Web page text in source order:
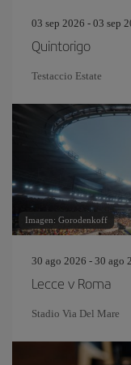
03 sep 2026 - 03 sep
Quintorigo
Testaccio Estate
Imagen: Gorodenkoff
30 ago 2026 - 30 ago
Lecce v Roma
Stadio Via Del Mare